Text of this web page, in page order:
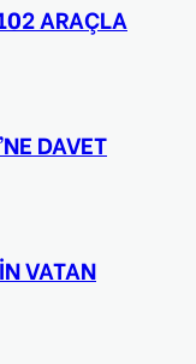
ARAÇLA
DAVET
VATAN